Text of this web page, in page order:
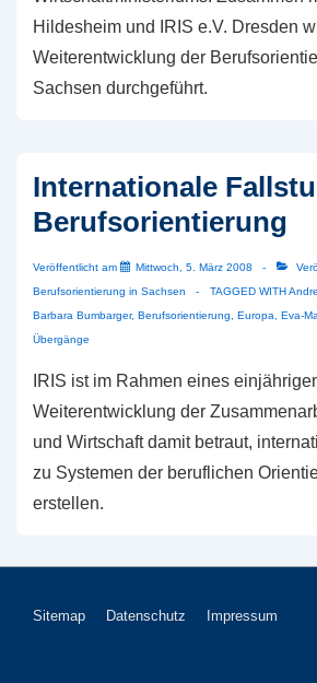
Hildesheim und IRIS e.V. Dresden
Weiterentwicklung der
Sachsen durchgeführt.
Internationale
Berufsorientierung
Veröffentlicht am Mittwoch, 5. März 2008
Berufsorientierung in Sachsen
TAGGED WITH
Barbara Bumbarger, Berufsorientierung Europa Eva-
Übergänge
IRIS ist im Rahmen eines
Weiterentwicklung der
und Wirtschaft damit betraut,
zu Systemen der beruflichen
erstellen.
Footer-
Sitemap Datenschutz Impressum